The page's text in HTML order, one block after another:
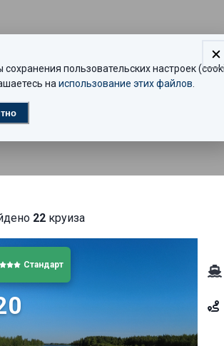
Рекомендации
22 круиза
Стандарт
пользовательских настроек
на использование этих файлов